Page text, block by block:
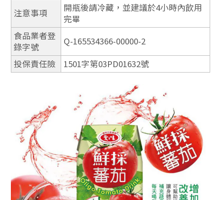
注意事項
開瓶後請冷藏，並建議於4小時內飲用
完畢
食品業者登
錄字號
Q-165534366-00000-2
投保責任險
1501字第03PD01632號